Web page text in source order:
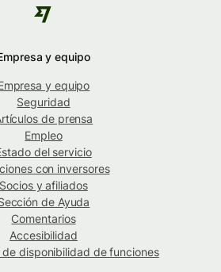
y equipo
y equipo
Seguridad
de prensa
Empleo
del servicio
con inversores
Socios y afiliados
de Ayuda
Comentarios
Accesibilidad
disponibilidad de funciones